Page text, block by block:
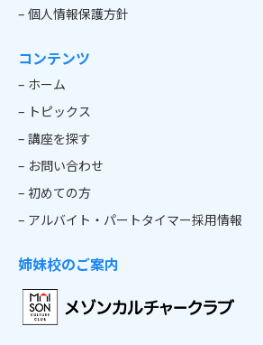
– 個人情報保護方針
コンテンツ
– ホーム
– トピックス
– 講座を探す
– お問い合わせ
– 初めての方
– アルバイト・パートタイマー採用情報
姉妹校のご案内